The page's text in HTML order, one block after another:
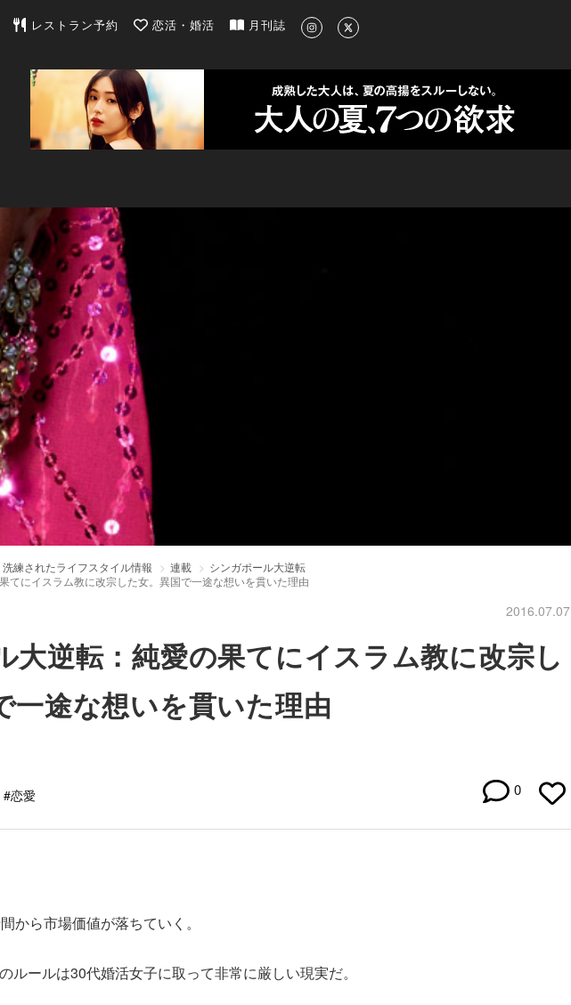
東京カレンダー | 最新のグルメ、洗練されたライフスタイル情報
レストラン予約 恋活・婚活 月刊誌
練されたライフスタイル情報 連載
シンガポール大逆転
てにイスラム教に改宗した女。異国で一途な想いを貫いた理由
2016.07.07
大逆転：純愛の果てにイスラム教に改宗し
一途な想いを貫いた理由
#恋愛 0
から市場価値が落ちていく。
ルールは30代婚活女子に取って非常に厳しい現実だ。